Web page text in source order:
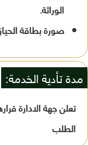
الوراثة.
صورة بطاقة
مدة تأدية الخدمة:
الطلب